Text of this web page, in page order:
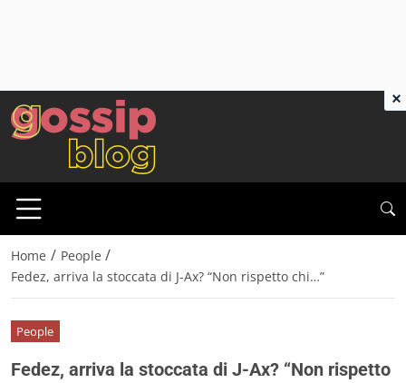
Home / People /
Fedez, arriva la stoccata di J-Ax? “Non rispetto chi…”
People
Fedez, arriva la stoccata di J-Ax? “Non rispetto
×